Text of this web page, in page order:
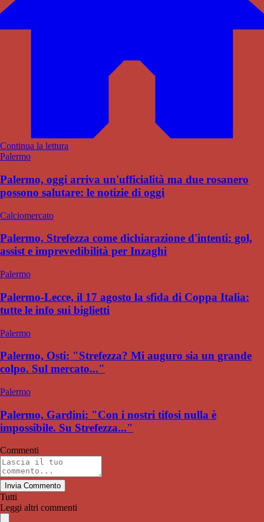
Continua la lettura
Palermo
Palermo, oggi arriva un'ufficialità ma due rosanero
possono salutare: le notizie di oggi
Calciomercato
Palermo, Strefezza come dichiarazione d'intenti: gol,
assist e imprevedibilità per Inzaghi
Palermo
Palermo-Lecce, il 17 agosto la sfida di Coppa Italia:
tutte le info sui biglietti
Palermo
Palermo, Osti: "Strefezza? Mi auguro sia un grande
colpo. Sul mercato..."
Palermo
Palermo, Gardini: "Con i nostri tifosi nulla è
impossibile. Su Strefezza..."
Commenti
Invia Commento
Tutti
Leggi altri commenti